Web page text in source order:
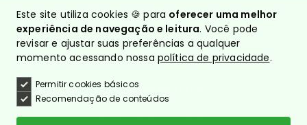
© Nacional Inn Hotéis
CNPJ: 10.628.960/0001-54
Política de Privacidade
Este site utiliza cookies 🍪 para oferecer uma melhor
experiência de navegação e leitura. Você pode
revisar e ajustar suas preferências a qualquer
momento acessando nossa política de privacidade.
Permitir cookies básicos
Recomendação de conteúdos